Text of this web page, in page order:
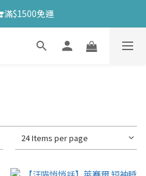
滿$1500免運
24 Items per page